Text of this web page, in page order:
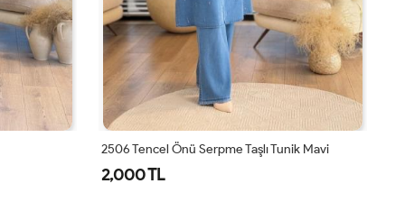
Mavi 24278 Yanları Yırtmaçlı Penye Tunik Lacivert
1,050 TL